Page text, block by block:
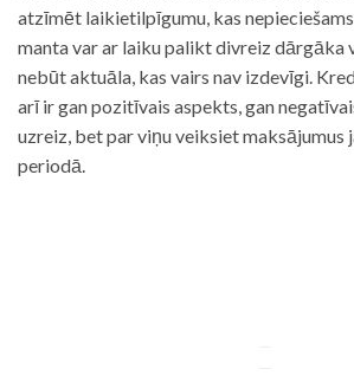
atzīmēt laikietilpīgumu, kas
manta var ar laiku palikt divreiz dārgāka
nebūt aktuāla, kas vairs nav izdevīgi.
arī ir gan pozitīvais aspekts, gan
uzreiz, bet par viņu veiksiet maksājumus
periodā.